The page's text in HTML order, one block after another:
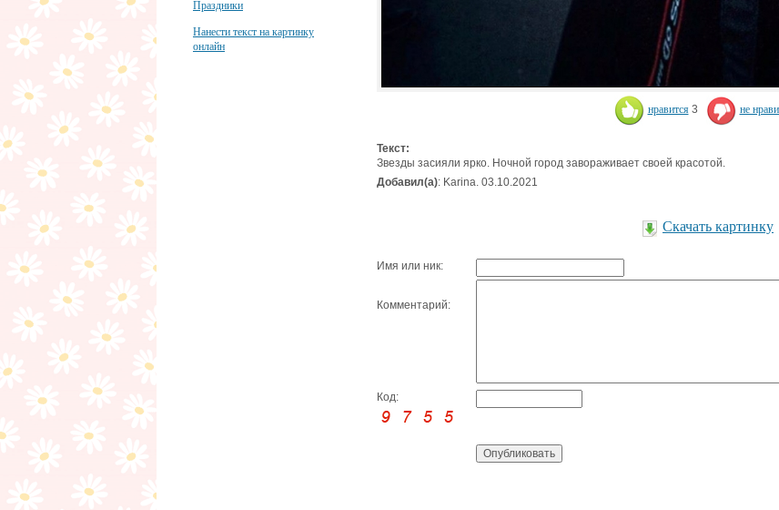
Праздники
Нанести текст на картинку
онлайн
нравится 3 не
Текст:
Звезды засияли ярко. Ночной город завораживает своей красотой.
Добавил(а): Karina. 03.10.2021
Скачать картинку
Имя или ник:
Комментарий:
Код: